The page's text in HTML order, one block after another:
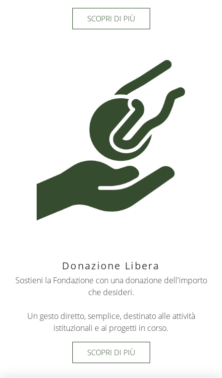
SCOPRI DI PIÙ
Donazione Libera
Sostieni la Fondazione con una donazione dell'importo
che desideri.
Un gesto diretto, semplice, destinato alle attività
istituzionali e ai progetti in corso.
SCOPRI DI PIÙ